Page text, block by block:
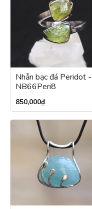
Nhẫn bạc đá Peridot -
NB66Peri8
850,000₫